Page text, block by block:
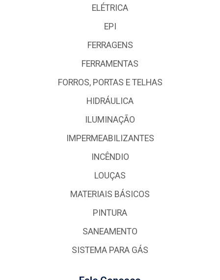
ELÉTRICA
EPI
FERRAGENS
FERRAMENTAS
FORROS, PORTAS E TELHAS
HIDRÁULICA
ILUMINAÇÃO
IMPERMEABILIZANTES
INCÊNDIO
LOUÇAS
MATERIAIS BÁSICOS
PINTURA
SANEAMENTO
SISTEMA PARA GÁS